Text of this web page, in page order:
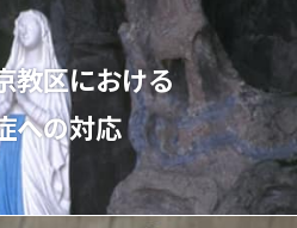
教区における
への対応